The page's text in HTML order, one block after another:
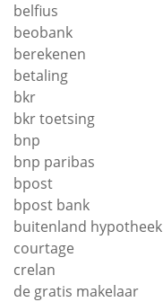
belfius
beobank
berekenen
betaling
bkr
bkr toetsing
bnp
bnp paribas
bpost
bpost bank
buitenland hypotheek
courtage
crelan
de gratis makelaar